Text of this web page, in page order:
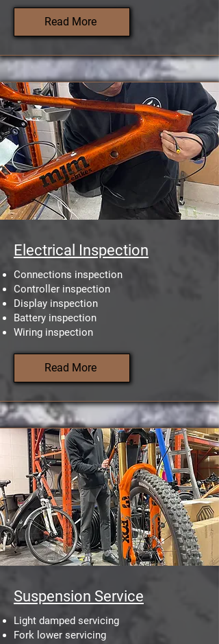
Read More
Electrical Inspection
Connections inspection
Controller inspection
Display inspection
Battery inspection
Wiring inspection
Read More
Suspension Service
Light damped servicing
Fork lower servicing